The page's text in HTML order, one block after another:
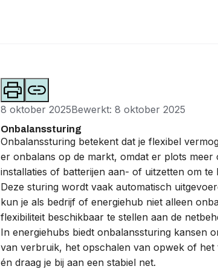
8 oktober 2025Bewerkt: 8 oktober 2025
Onbalanssturing
Onbalanssturing betekent dat je flexibel
er onbalans op de markt, omdat er plots
installaties of batterijen aan- of uitzetten om te
Deze sturing wordt vaak automatisch
kun je als bedrijf of energiehub niet alleen
flexibiliteit beschikbaar te stellen aan de
In energiehubs biedt onbalanssturing kansen
van verbruik, het opschalen van opwek of het
én draag je bij aan een stabiel net.